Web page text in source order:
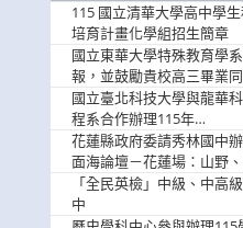
115 國立清華大學高中學
培育計畫化學組招生簡章
國立東華大學特殊教育學
報，並鼓勵貴校高三畢業
階段踴躍選填。
國立臺北科技大學與龍華
程系合作辦理115年
「115.08.10~08.12「AI賦
導體研習營」，歡迎學生
花蓮縣政府委請秀林國中
面海論壇－花蓮場：山野
外安全實務課程」，歡迎
「全民英檢」中級、中高
中